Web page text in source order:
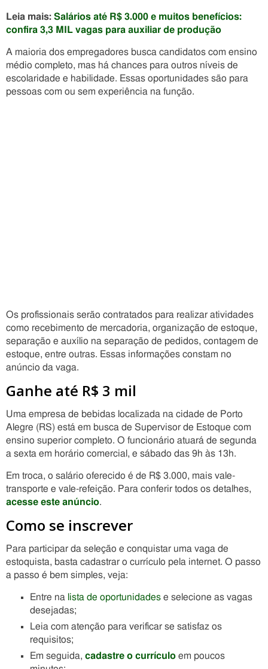
Leia mais: Salários até R$ 3.000 e muitos benefícios:
confira 3,3 MIL vagas para auxiliar de produção
A maioria dos empregadores busca candidatos com ensino
médio completo, mas há chances para outros níveis de
escolaridade e habilidade. Essas oportunidades são para
pessoas com ou sem experiência na função.
Os profissionais serão contratados para realizar atividades
como recebimento de mercadoria, organização de estoque,
separação e auxílio na separação de pedidos, contagem de
estoque, entre outras. Essas informações constam no
anúncio da vaga.
Ganhe até R$ 3 mil
Uma empresa de bebidas localizada na cidade de Porto
Alegre (RS) está em busca de Supervisor de Estoque com
ensino superior completo. O funcionário atuará de segunda
a sexta em horário comercial, e sábado das 9h às 13h.
Em troca, o salário oferecido é de R$ 3.000, mais vale-
transporte e vale-refeição. Para conferir todos os detalhes,
acesse este anúncio.
Como se inscrever
Para participar da seleção e conquistar uma vaga de
estoquista, basta cadastrar o currículo pela internet. O passo
a passo é bem simples, veja:
Entre na lista de oportunidades e selecione as vagas
desejadas;
Leia com atenção para verificar se satisfaz os
requisitos;
Em seguida, cadastre o currículo em poucos